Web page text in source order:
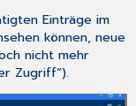
Einträge im
können, neue
nicht mehr
Zugriff“).